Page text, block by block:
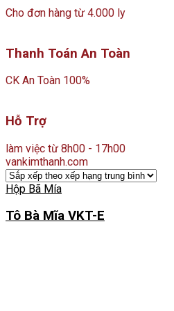
Cho đơn hàng từ 4.000 ly
Thanh Toán An Toàn
CK An Toàn 100%
Hỗ Trợ
làm việc từ 8h00 - 17h00
vankimthanh.com
Hộp Bã Mía
Tô Bà Mĩa VKT-E